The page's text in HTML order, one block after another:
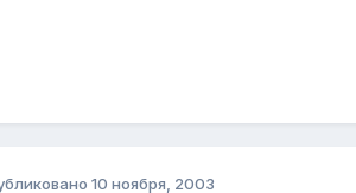
10 ноября, 2003